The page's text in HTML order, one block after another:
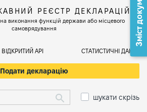
РЕЄСТР ДЕКЛАРАЦІЙ
виконання функцій держави або місцевого
самоврядування
ВІДКРИТИЙ АРІ СТАТИСТИЧНІ ДАНІ
Подати декларацію
шукати скрізь
Зміст документа